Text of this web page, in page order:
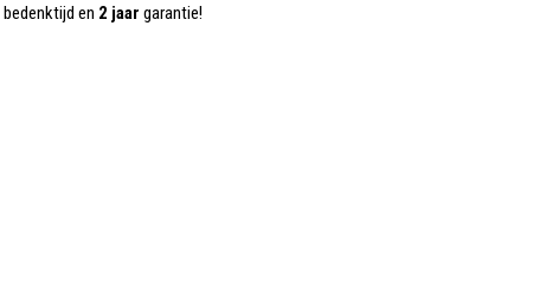
bedenktijd en 2 jaar garantie!